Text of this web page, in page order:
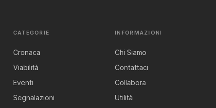
CATEGORIE
Cronaca
Viabilità
Eventi
Segnalazioni
INFORMAZIONI
Chi Siamo
Contattaci
Collabora
Utilità